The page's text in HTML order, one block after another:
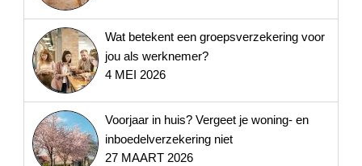
Wat betekent een groepsverzekering voor
jou als werknemer?
4 MEI 2026
Voorjaar in huis? Vergeet je woning- en
inboedelverzekering niet
27 MAART 2026